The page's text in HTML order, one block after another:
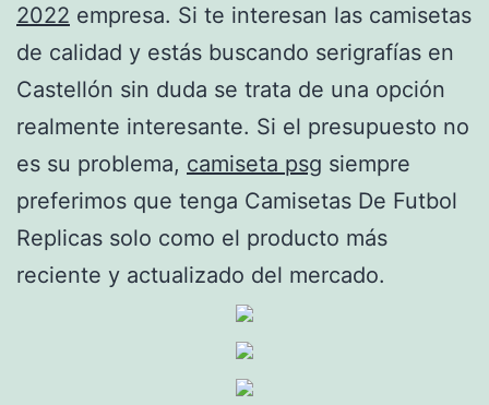
2022 empresa. Si te interesan las camisetas
de calidad y estás buscando serigrafías en
Castellón sin duda se trata de una opción
realmente interesante. Si el presupuesto no
es su problema, camiseta psg siempre
preferimos que tenga Camisetas De Futbol
Replicas solo como el producto más
reciente y actualizado del mercado.